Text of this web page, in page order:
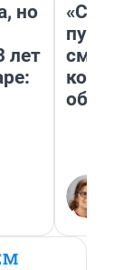
но
лет